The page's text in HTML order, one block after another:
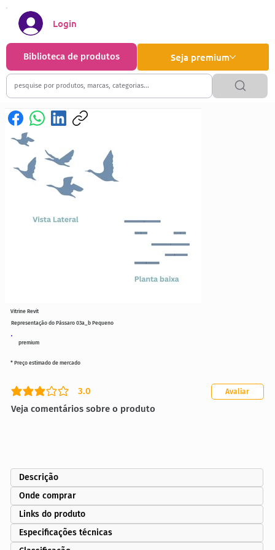
Seja premium
Biblioteca de produtos
Login
premium
Representação do Pássaro 03a_b Pequeno
3.0
classificação média é 3 de 5
Veja comentários sobre o produto
Avaliar
* Preço estimado de mercado
Vitrine Revit
Descrição
Onde comprar
Links do produto
Especificações técnicas